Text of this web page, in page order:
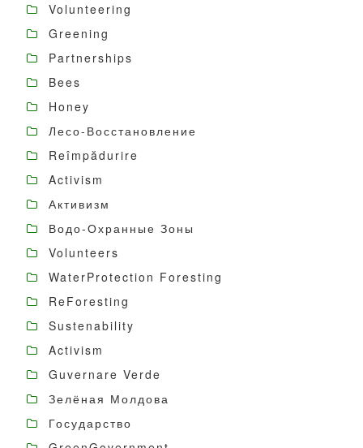
Volunteering
Greening
Partnerships
Bees
Honey
Лесо-Восстановление
Reîmpădurire
Activism
Активизм
Водо-Охранные Зоны
Volunteers
WaterProtection Foresting
ReForesting
Sustenability
Activism
Guvernare Verde
Зелёная Молдова
Государство